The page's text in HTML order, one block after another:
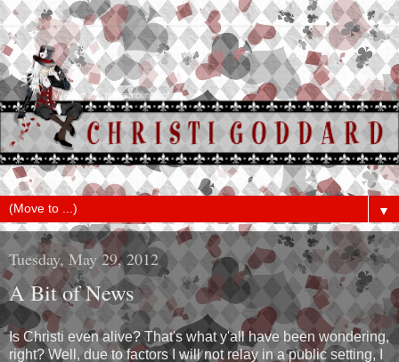
▼
Tuesday, May 29, 2012
A Bit of News
Is Christi even alive? That's what y'all have been wondering,
right? Well, due to factors I will not relay in a public setting, I